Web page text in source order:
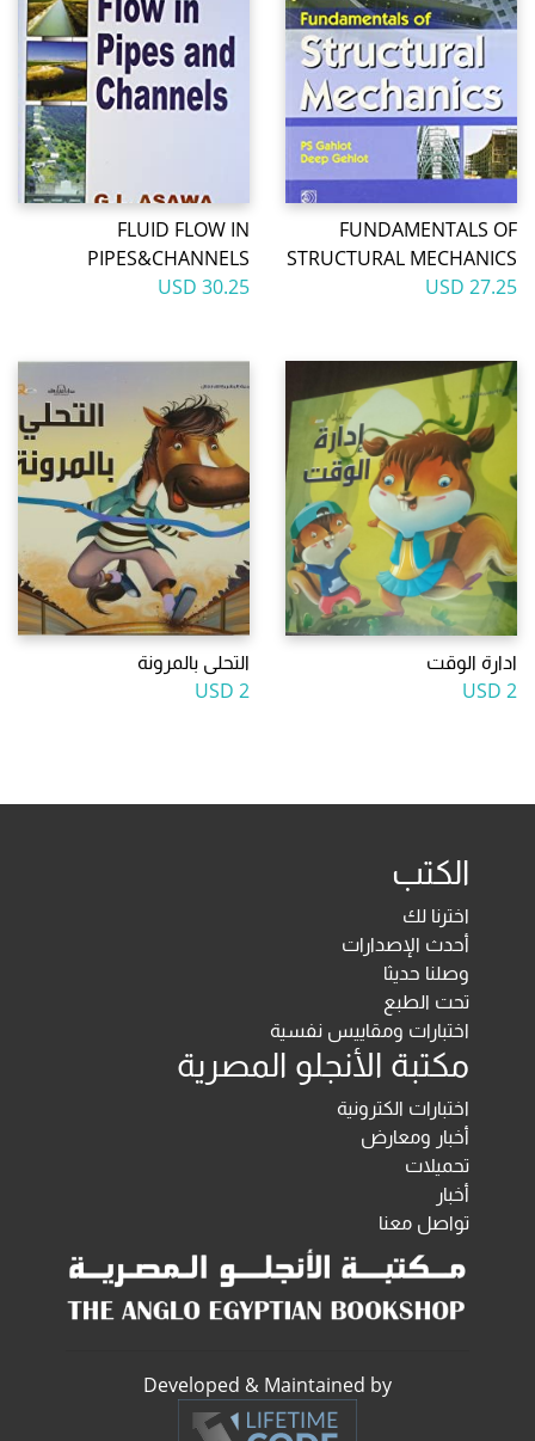
FUNDAMENTALS OF
STRUCTURAL MECHANICS
27.25 USD
FLUID FLOW IN
PIPES&CHANNELS
30.25 USD
ادارة الوقت
2 USD
التحلى بالمرونة
2 USD
الكتب
اخترنا لك
أحدث الإصدارات
وصلنا حديثا
تحت الطبع
اختبارات ومقاييس نفسية
مكتبة الأنجلو المصرية
اختبارات الكترونية
أخبار ومعارض
تحميلات
أخبار
تواصل معنا
Developed & Maintained by